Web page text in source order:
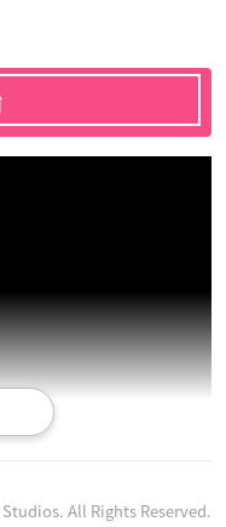
All Rights Reserved.